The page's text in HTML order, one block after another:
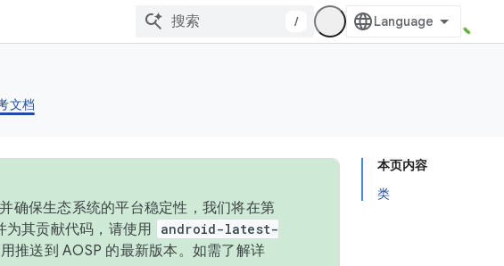
/
文档
本页内容
类
确保生态系统的平台稳定性，我们将在第
为其贡献代码，请使用
android-latest-
推送到 AOSP 的最新版本。如需了解详